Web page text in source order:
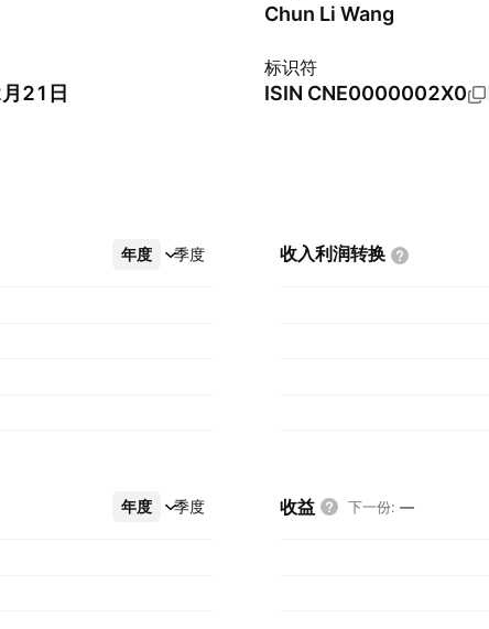
Chun Li Wang
21日
标识符
ISIN CNE0000002X0
年度 季度
更多 收入利润转换
年度 季度
更多 收益 下一份: —